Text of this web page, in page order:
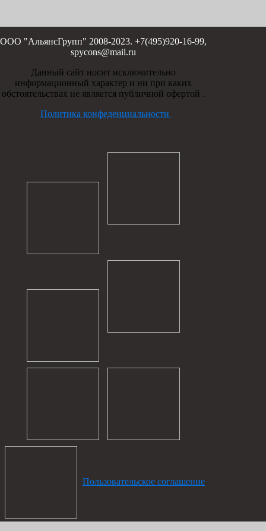
ООО "АльянсГрупп" 2008-2023. +7(495)920-16-99,
spycons@mail.ru
Данный сайт носит исключительно
информационный характер и ни при каких
обстоятельствах не является публичной офертой .
Политика конфеденциальности
Пользовательское соглашение